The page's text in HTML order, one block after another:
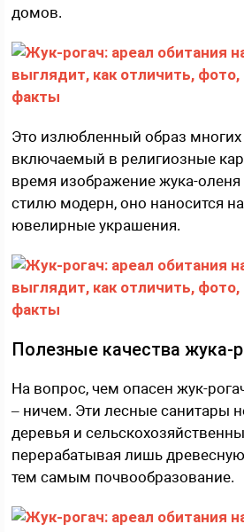
домов.
Это излюбленный образ
включаемый в религиозные
время изображение жука-оленя
стилю модерн, оно наносится
ювелирные украшения.
Полезные качества жука-
На вопрос, чем опасен жук-
– ничем. Эти лесные санитары
деревья и
перерабатывая лишь
тем самым почвообразование.